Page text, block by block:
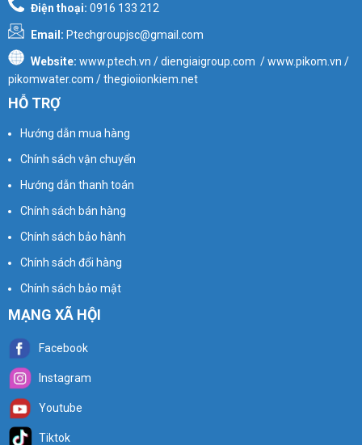
Điện thoại: 0916 133 212
Email: Ptechgroupjsc@gmail.com
Website: www.ptech.vn / diengiaigroup.com / www.pikom.vn /
pikomwater.com / thegioiionkiem.net
HỖ TRỢ
Hướng dẫn mua hàng
Chính sách vận chuyển
Hướng dẫn thanh toán
Chính sách bán hàng
Chính sách bảo hành
Chính sách đổi hàng
Chính sách bảo mật
MẠNG XÃ HỘI
Facebook
Instagram
Youtube
Tiktok